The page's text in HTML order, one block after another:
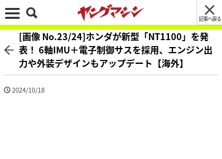
記事へ戻る
[画像 No.23/24]ホンダが新型「NT1100」を発
表！ 6軸IMU＋電子制御サスを採用、エンジン出
力や外装デザインもアップデート【海外】
2024/10/18